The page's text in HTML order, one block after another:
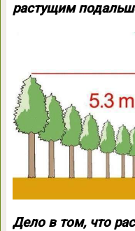
растущим
Дело в том, что